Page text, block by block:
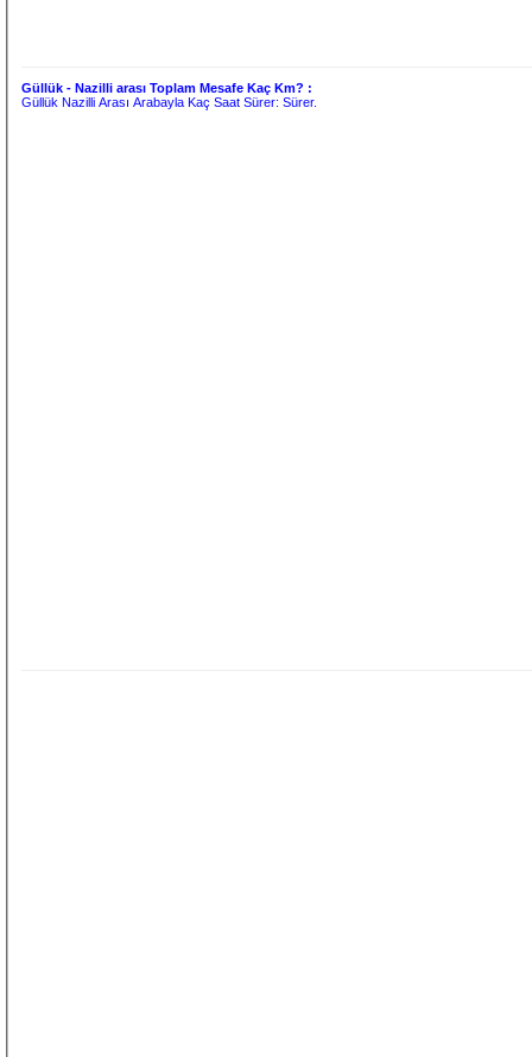
Güllük - Nazilli arası Toplam Mesafe Kaç Km? :
Güllük Nazilli Arası Arabayla Kaç Saat Sürer:Sürer.